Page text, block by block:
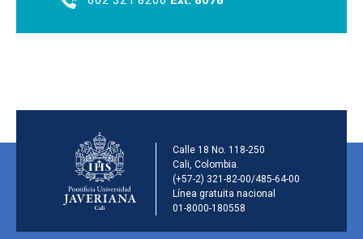
Información de la
Calle 18 No. 118-250
Cali, Colombia.
(+57-2) 321-82-00/485-64-00
Línea gratuita nacional
01-8000-180558